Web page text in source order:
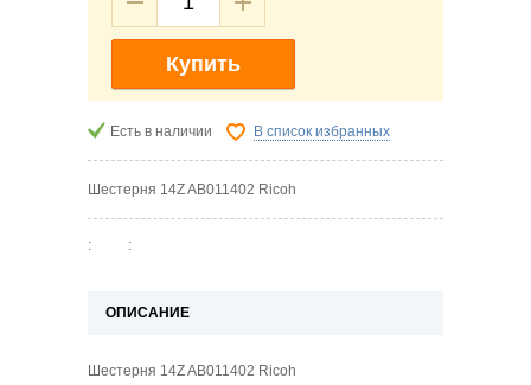
Купить
Есть в наличии В список избранных
Шестерня 14Z AB011402 Ricoh
: :
ОПИСАНИЕ
Шестерня 14Z AB011402 Ricoh